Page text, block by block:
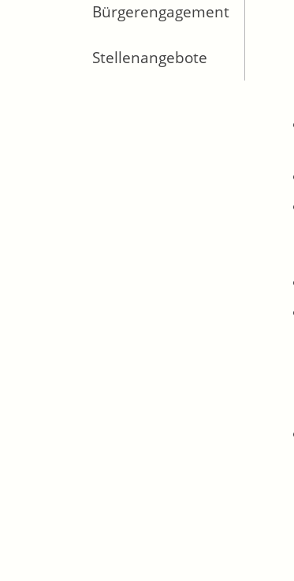
Bürgerengagement
Stellenangebote